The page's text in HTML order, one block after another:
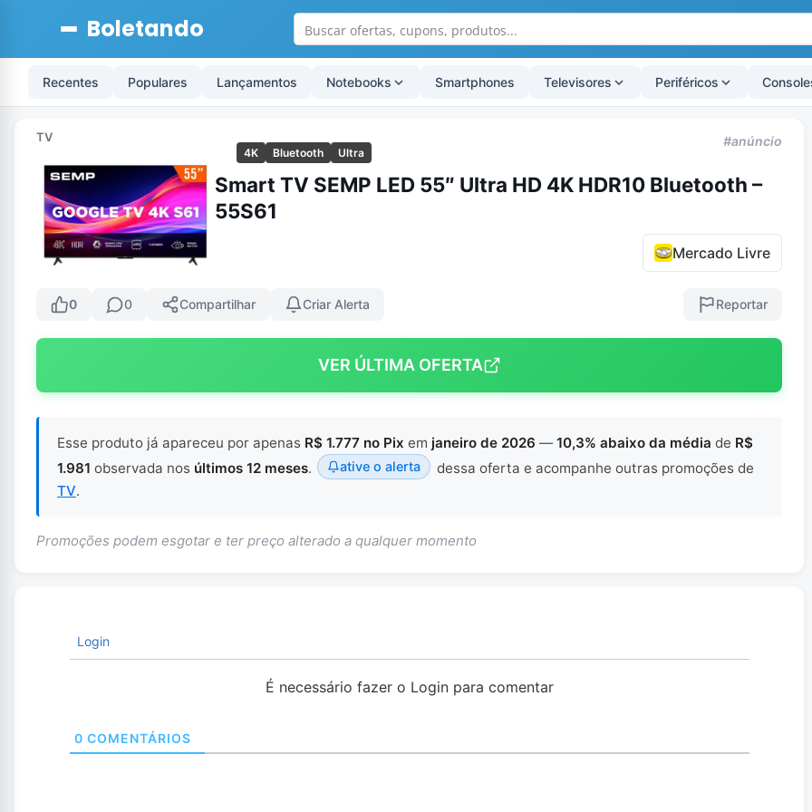
Boletando
Recentes Populares Lançamentos Notebooks Smartphones Televisores Periféricos
TV
4K Bluetooth Ultra
#anúncio
Smart TV SEMP LED 55″ Ultra HD 4K HDR10 Bluetooth –
55S61
Mercado Livre
0 0 Compartilhar Criar Alerta Reportar
VER ÚLTIMA OFERTA
Esse produto já apareceu por apenas R$ 1.777 no Pix em janeiro de 2026 —10,3% abaixo da média de R$
1.981 observada nos últimos 12 meses. ative o alerta
dessa oferta e acompanhe outras promoções de
TV.
Promoções podem esgotar e ter preço alterado a qualquer momento
Login
É necessário fazer o Login para comentar
0 COMENTÁRIOS